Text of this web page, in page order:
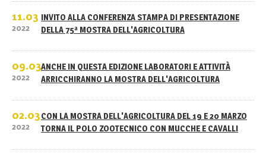
11.03
2022
INVITO ALLA CONFERENZA STAMPA DI PRESENTAZIONE
DELLA 75ª MOSTRA DELL'AGRICOLTURA
09.03
2022
ANCHE IN QUESTA EDIZIONE LABORATORI E ATTIVITÀ
ARRICCHIRANNO LA MOSTRA DELL'AGRICOLTURA
02.03
2022
CON LA MOSTRA DELL'AGRICOLTURA DEL 19 E 20 MARZO
TORNA IL POLO ZOOTECNICO CON MUCCHE E CAVALLI